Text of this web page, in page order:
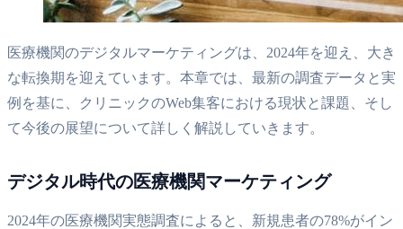
医療機関のデジタルマーケティングは、2024年を迎え、大き
な転換期を迎えています。本章では、最新の調査データと実
例を基に、クリニックのWeb集客における現状と課題、そし
て今後の展望について詳しく解説していきます。
デジタル時代の医療機関マーケティング
2024年の医療機関実態調査によると、新規患者の78%がイン